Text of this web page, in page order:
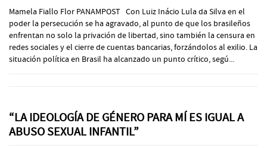
Mamela Fiallo Flor PANAMPOST Con Luiz Inácio Lula da Silva en el
poder la persecución se ha agravado, al punto de que los brasileños
enfrentan no solo la privación de libertad, sino también la censura en
redes sociales y el cierre de cuentas bancarias, forzándolos al exilio. La
situación política en Brasil ha alcanzado un punto crítico, segú...
“LA IDEOLOGÍA DE GÉNERO PARA MÍ ES IGUAL A
ABUSO SEXUAL INFANTIL”